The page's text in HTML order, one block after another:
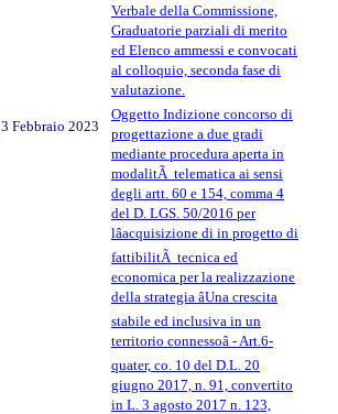
Verbale della Commissione,
Graduatorie parziali di merito
ed Elenco ammessi e convocati
al colloquio, seconda fase di
valutazione.
3 Febbraio 2023
Oggetto Indizione concorso di
progettazione a due gradi
mediante procedura aperta in
modalitÃ telematica ai sensi
degli artt. 60 e 154, comma 4
del D. LGS. 50/2016 per
lâacquisizione di in progetto di
fattibilitÃ tecnica ed
economica per la realizzazione
della strategia âUna crescita
stabile ed inclusiva in un
territorio connessoâ - Art.6-
quater, co. 10 del D.L. 20
giugno 2017, n. 91, convertito
in L. 3 agosto 2017 n. 123,